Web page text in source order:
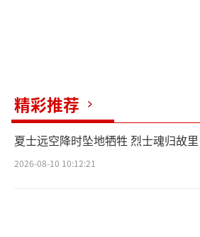
精彩推荐
夏士远空降时坠地牺牲 烈士魂归故里
2026-08-10 10:12:21